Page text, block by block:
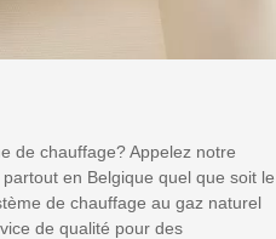
de chauffage? Appelez notre
en Belgique quel que soit le
de chauffage au gaz naturel
de qualité pour des